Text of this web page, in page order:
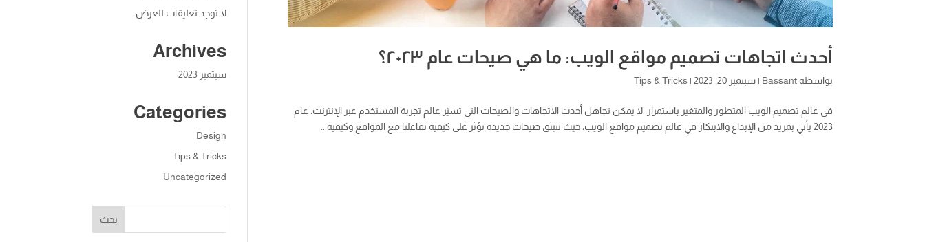
أحدث اتجاهات تصميم مواقع الويب: ما هي صيحات عام ٢٠٢٣؟
بواسطةBassant
|سبتمبر 20, 2023 |
Tips & Tricks
في عالم تصميم الويب المتطور والمتغير باستمرار، لا يمكن تجاهل أحدث الاتجاهات والصيحات التي تسيّر عالم تجربة المستخدم عبر الإنترنت. عام
2023 يأتي بمزيد من الإبداع والابتكار في عالم تصميم مواقع الويب، حيث تنبثق صيحات جديدة تؤثر على كيفية تفاعلنا مع المواقع وكيفية...
لا توجد تعليقات للعرض.
Archives
سبتمبر 2023
Categories
Design
Tips & Tricks
Uncategorized